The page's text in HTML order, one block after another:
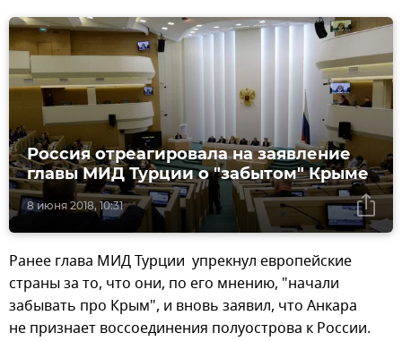
8 июня 2018, 10:31
Россия отреагировала на заявление
главы МИД Турции о "забытом" Крыме
Ранее глава МИД Турции упрекнул европейские
страны за то, что они, по его мнению, "начали
забывать про Крым", и вновь заявил, что Анкара
не признает воссоединения полуострова к России.